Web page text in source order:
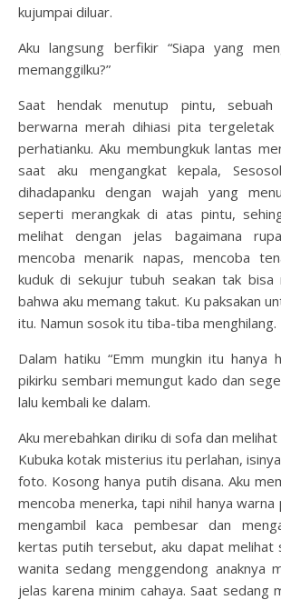
kujumpai diluar.
Aku langsung berfikir “Siapa yang
memanggilku?”
Saat hendak menutup pintu,
berwarna merah dihiasi pita tergeletak
perhatianku. Aku membungkuk lantas
saat aku mengangkat kepala,
dihadapanku dengan wajah yang
seperti merangkak di atas pintu,
melihat dengan jelas bagaimana
mencoba menarik napas, mencoba
kuduk di sekujur tubuh seakan tak bisa
bahwa aku memang takut. Ku paksakan
itu. Namun sosok itu tiba-tiba menghilang.
Dalam hatiku “Emm mungkin itu hanya
pikirku sembari memungut kado dan
lalu kembali ke dalam.
Aku merebahkan diriku di sofa dan
Kubuka kotak misterius itu perlahan,
foto. Kosong hanya putih disana. Aku
mencoba menerka, tapi nihil hanya warna
mengambil kaca pembesar dan
kertas putih tersebut, aku dapat melihat
wanita sedang menggendong anaknya
jelas karena minim cahaya. Saat sedang